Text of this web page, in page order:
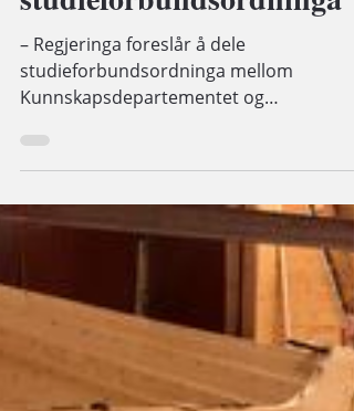
4. juni 2019 2 min lesing
Deling av
studieforbundsordninga
– Regjeringa foreslår å dele
studieforbundsordninga mellom
Kulturdepartementet. Målet er å sikre
betre kvalitet...